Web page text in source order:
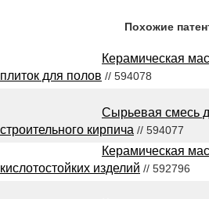
Похожие
Керамическая
плиток для полов // 594078
Сырьевая смесь
строительного кирпича // 594077
Керамическая
кислотостойких изделий // 592796